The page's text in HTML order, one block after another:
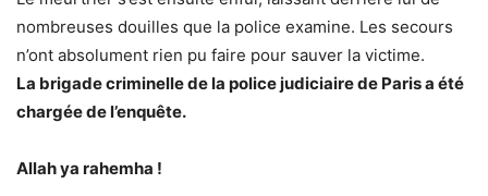
nombreuses douilles que la police examine. Les secours
n’ont absolument rien pu faire pour sauver la victime.
La brigade criminelle de la police judiciaire de Paris a été
chargée de l’enquête.
Allah ya rahemha !